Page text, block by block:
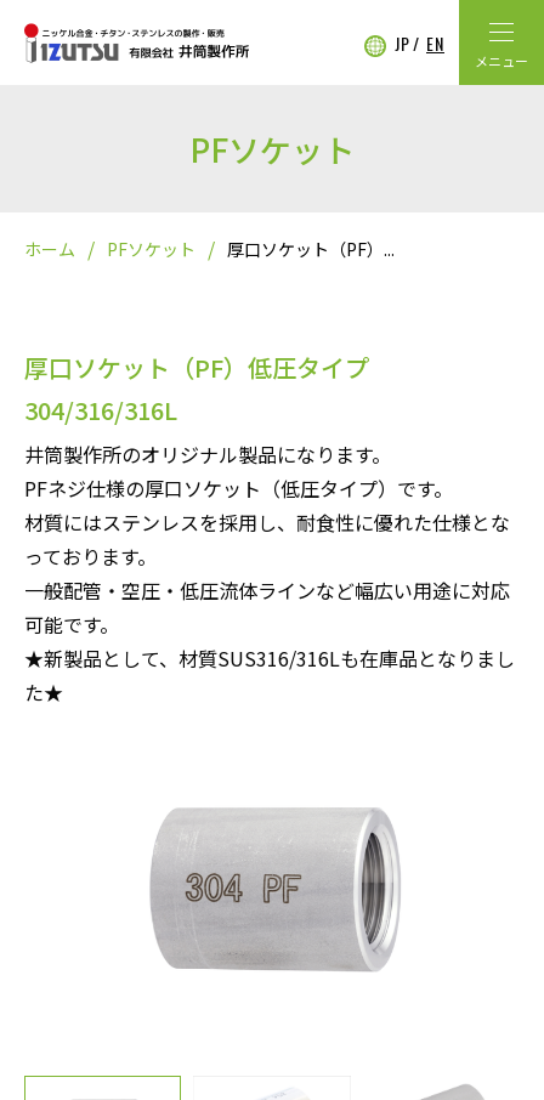
JP EN
メニュー
PFソケット
ホーム PFソケット 厚口ソケット（PF）...
厚口ソケット（PF）低圧タイプ
304/316/316L
井筒製作所のオリジナル製品になります。
PFネジ仕様の厚口ソケット（低圧タイプ）です。
材質にはステンレスを採用し、耐食性に優れた仕様とな
っております。
一般配管・空圧・低圧流体ラインなど幅広い用途に対応
可能です。
★新製品として、材質SUS316/316Lも在庫品となりまし
た★